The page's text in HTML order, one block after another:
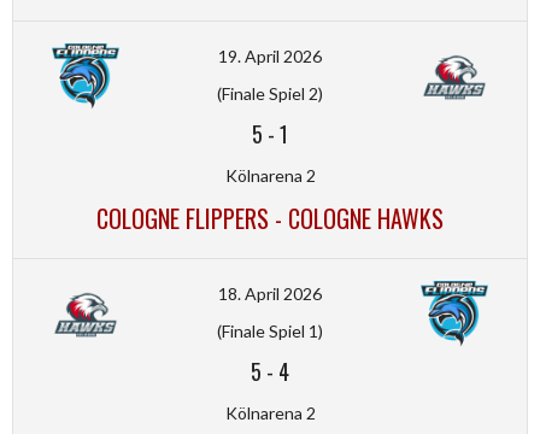
19. April 2026
(Finale Spiel 2)
5 -1
Kölnarena 2
COLOGNE FLIPPERS - COLOGNE HAWKS
18. April 2026
(Finale Spiel 1)
5 - 4
Kölnarena 2